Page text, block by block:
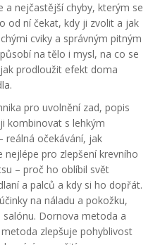
a nejčastější chyby, kterým se
od ní čekat, kdy ji zvolit a jak
cviky a správným pitným
na tělo i mysl, na co se
prodloužit efekt doma
pro uvolnění zad, popis
kombinovat s lehkým
reálná očekávání, jak
pro zlepšení krevního
– proč ho oblíbil svět
a palců a kdy si ho dopřát.
na náladu a pokožku,
Dornova metoda a
zlepšuje pohyblivost